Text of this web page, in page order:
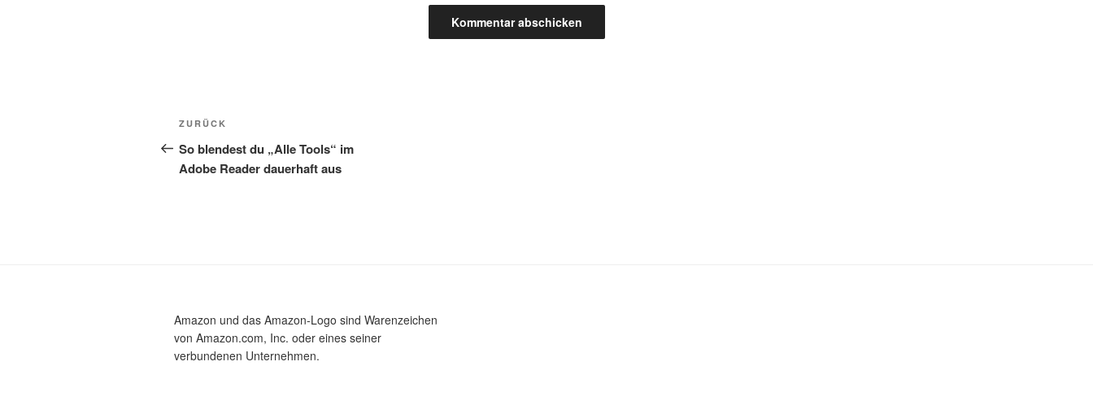
Beitragsnavigation
Vorheriger
Beitrag
ZURÜCK
So blendest du „Alle Tools“ im
Adobe Reader dauerhaft aus
Amazon und das Amazon-Logo sind Warenzeichen
von Amazon.com, Inc. oder eines seiner
verbundenen Unternehmen.